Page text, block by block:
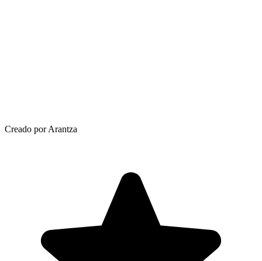
Creado por Arantza